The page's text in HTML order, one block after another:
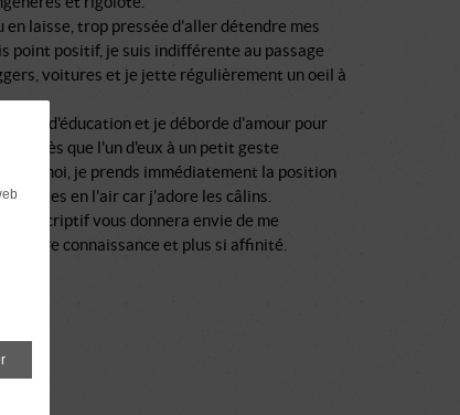
en laisse, trop pressée d'aller détendre mes
point positif, je suis indifférente au passage
voitures et je jette régulièrement un oeil à
bases d'éducation et je déborde d'amour pour
alors dès que l'un d'eux à un petit geste
moi, je prends immédiatement la position
4 pattes en l'air car j'adore les câlins.
descriptif vous donnera envie de me
faire connaissance et plus si affinité.